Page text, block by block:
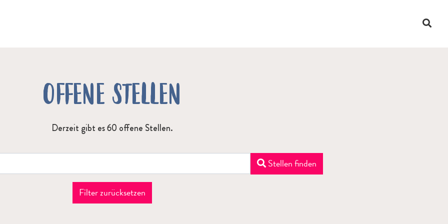
Suche
OFFENE STELLEN
Derzeit gibt es 60 offene Stellen.
Stellen finden
Filter zurücksetzen